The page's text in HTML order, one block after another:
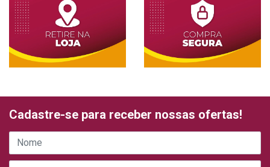
Cadastre-se para receber nossas ofertas!